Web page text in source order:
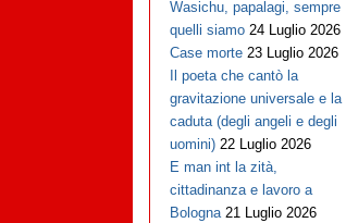
Wasichu, papalagi, sempre
quelli siamo 24 Luglio 2026
Case morte 23 Luglio 2026
Il poeta che cantò la
gravitazione universale e la
caduta (degli angeli e degli
uomini) 22 Luglio 2026
E man int la zità,
cittadinanza e lavoro a
Bologna 21 Luglio 2026